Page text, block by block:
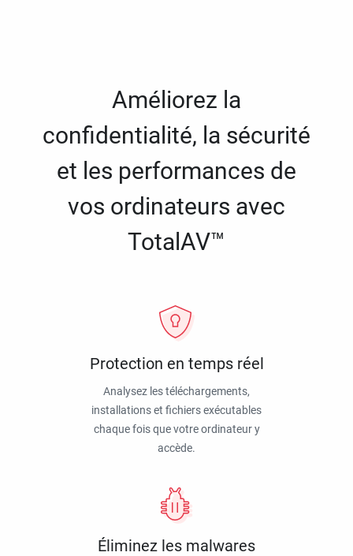
Améliorez la
confidentialité, la sécurité
et les performances de
vos ordinateurs avec
TotalAV™
Protection en temps réel
Analysez les téléchargements,
installations et fichiers exécutables
chaque fois que votre ordinateur y
accède.
Éliminez les malwares